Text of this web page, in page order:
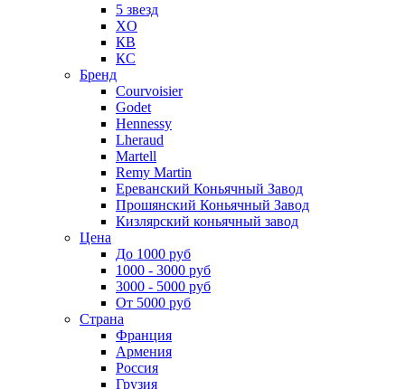
5 звезд
XO
КВ
КС
Бренд
Courvoisier
Godet
Hennessy
Lheraud
Martell
Remy Martin
Ереванский Коньячный Завод
Прошянский Коньячный Завод
Кизлярский коньячный завод
Цена
До 1000 руб
1000 - 3000 руб
3000 - 5000 руб
От 5000 руб
Страна
Франция
Армения
Россия
Грузия